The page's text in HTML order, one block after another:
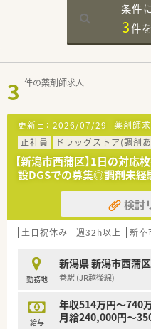
条件
3件を
3 件の薬剤師求人
更新日： 2026/07/29 薬剤師求
正社員
ドラッグストア(調剤
【新潟市西蒲区】1日の対応
設DGSでの募集◎調剤未
検討
土日祝休み 週32h以上 新卒
勤務地
新潟県 新潟市西蒲区
巻駅 (JR越後線)
給与
年収514万円～740
月給240,000円～